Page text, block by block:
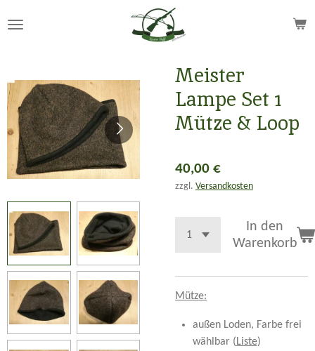
Hauptinhalt
Meister
Lampe Set 1
Mütze & Loop
40,00 €
zzgl. Versandkosten
In den
Warenkorb
Mütze:
außen Loden, Farbe frei
wählbar (Liste)